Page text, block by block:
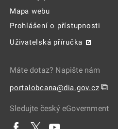
Mapa webu
Prohlášení o přístupnosti
Uživatelská příručka
Máte dotaz? Napište nám
portalobcana@dia.gov.cz ⧉
Sledujte český eGovernment